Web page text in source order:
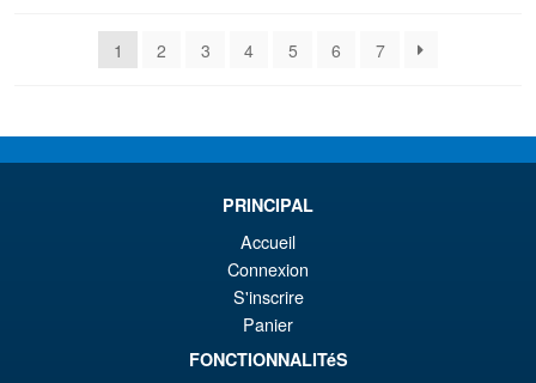
récent
ancien
1 2 3 4 5 6 7
PRINCIPAL
Accueil
Connexion
S'inscrire
Panier
FONCTIONNALITéS